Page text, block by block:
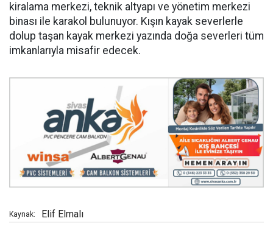
kiralama merkezi, teknik altyapı ve yönetim merkezi
binası ile karakol bulunuyor. Kışın kayak severlerle
dolup taşan kayak merkezi yazında doğa severleri tüm
imkanlarıyla misafir edecek.
Kaynak: Elif Elmalı